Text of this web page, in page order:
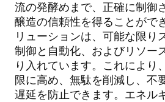
流の発酵めまで、正確に制御
醸造の信頼性を得ることがで
リューションは、可能な限り
制御と自動化、およびリソー
り入れています。これにより
限に高め、無駄を削減し、不
遅延を防止できます。エネル